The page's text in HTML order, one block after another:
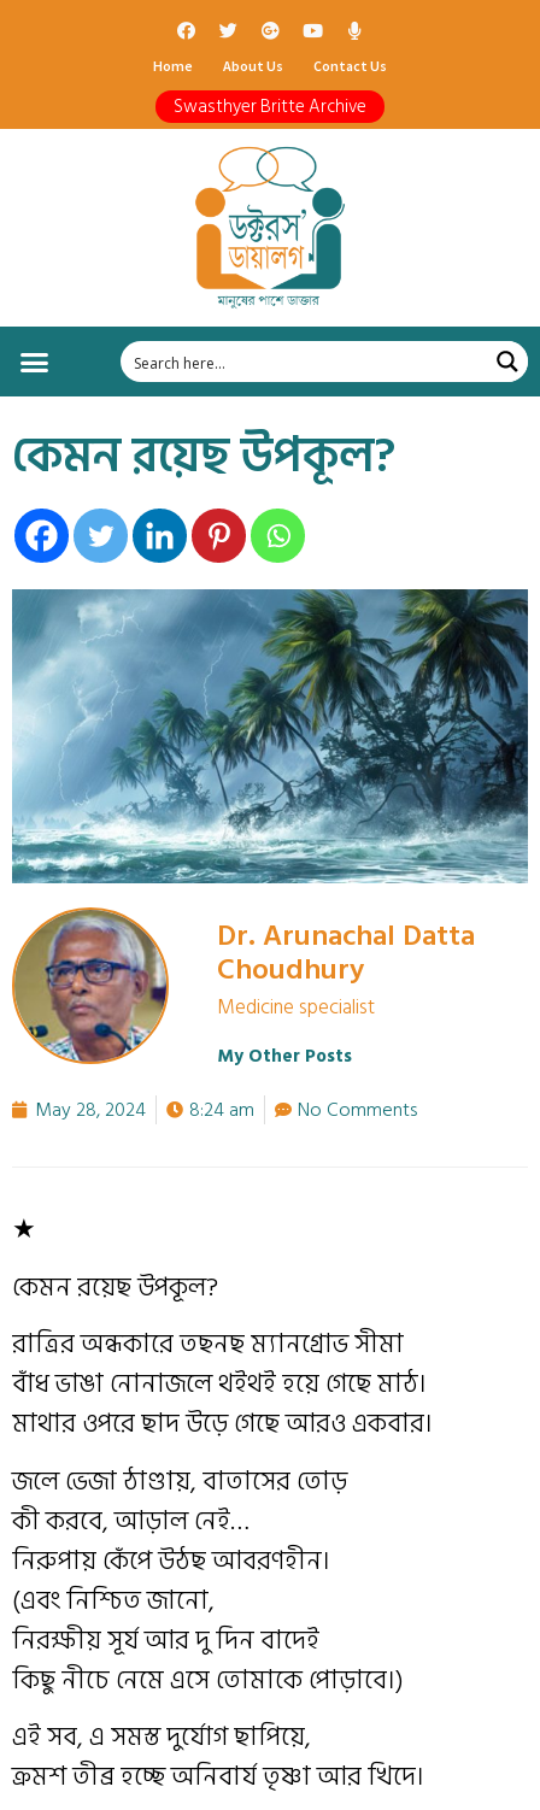
Home About Us Contact Us
Swasthyer Britte Archive
কেমন রয়েছ উপকূল?
Dr. Arunachal Datta
Choudhury
Medicine specialist
My Other Posts
May 28, 2024 8:24 am No Comments
★
কেমন রয়েছ উপকূল?
রাত্রির অন্ধকারে তছনছ ম্যানগ্রোভ সীমা
বাঁধ ভাঙা নোনাজলে থইথই হয়ে গেছে মাঠ।
মাথার ওপরে ছাদ উড়ে গেছে আরও একবার।
জলে ভেজা ঠাণ্ডায়, বাতাসের তোড়
কী করবে, আড়াল নেই…
নিরুপায় কেঁপে উঠছ আবরণহীন।
(এবং নিশ্চিত জানো,
নিরক্ষীয় সূর্য আর দু দিন বাদেই
কিছু নীচে নেমে এসে তোমাকে পোড়াবে।)
এই সব, এ সমস্ত দুর্যোগ ছাপিয়ে,
ক্রমশ তীব্র হচ্ছে অনিবার্য তৃষ্ণা আর খিদে।